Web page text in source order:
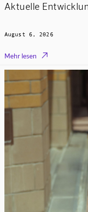
Aktuelle
August 6, 2026
Mehr lesen 